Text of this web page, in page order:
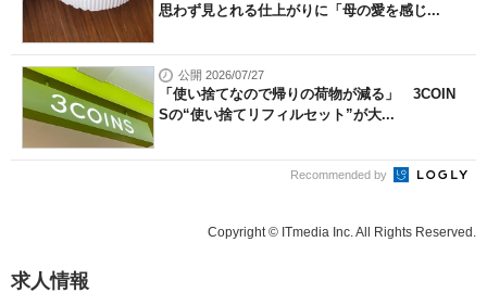
思わず見とれる仕上がりに「母の愛を感じ...
公開 2026/07/27
「使い捨てなので帰りの荷物が減る」 3COIN
Sの“使い捨てリフィルセット”が大...
Recommended by
Copyright © ITmedia Inc. All Rights Reserved.
求人情報